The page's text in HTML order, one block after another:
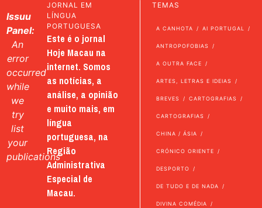
Issuu
Panel:
An
error
occurred
while
we
try
list
your
publications
JORNAL EM
LÍNGUA
PORTUGUESA
Este é o jornal
Hoje Macau na
internet. Somos
as notícias, a
análise, a opinião
e muito mais, em
língua
portuguesa, na
Região
Administrativa
Especial de
Macau.
TEMAS
A CANHOTA AI PORTUGAL
ANTROPOFOBIAS
A OUTRA FACE
ARTES, LETRAS E IDEIAS
BREVES CARTOGRAFIAS
CARTOGRAFIAS
CHINA / ÁSIA
CRÓNICO ORIENTE
DESPORTO
DE TUDO E DE NADA
DIVINA COMÉDIA